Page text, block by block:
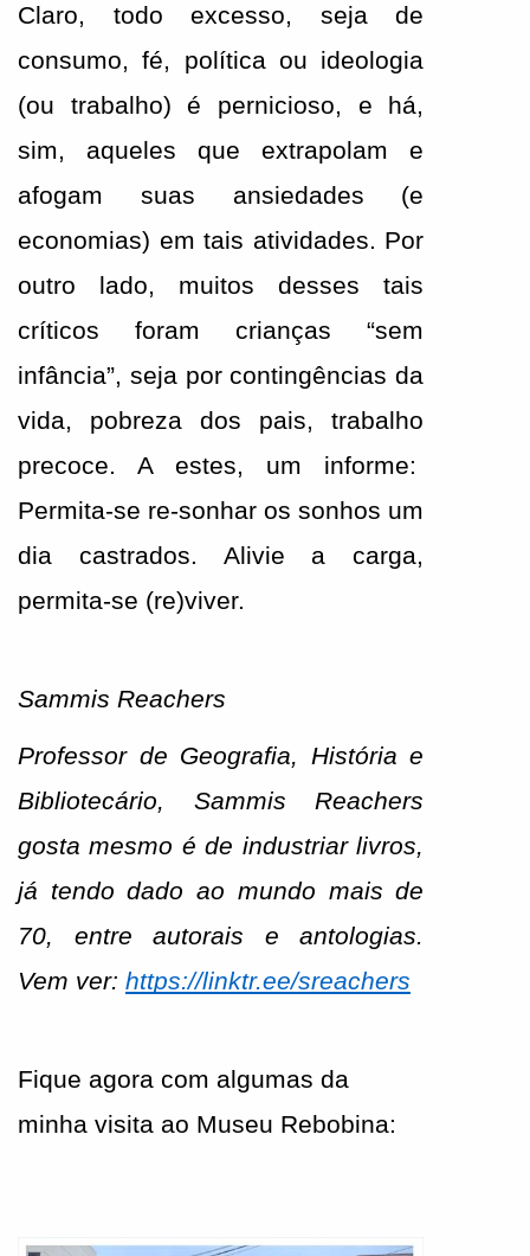
Claro, todo excesso, seja de
consumo, fé, política ou ideologia
(ou trabalho) é pernicioso, e há,
sim, aqueles que extrapolam e
afogam suas ansiedades (e
economias) em tais atividades. Por
outro lado, muitos desses tais
críticos foram crianças “sem
infância”, seja por contingências da
vida, pobreza dos pais, trabalho
precoce. A estes, um informe:
Permita-se re-sonhar os sonhos um
dia castrados. Alivie a carga,
permita-se (re)viver.
Sammis Reachers
Professor de Geografia, História e
Bibliotecário, Sammis Reachers
gosta mesmo é de industriar livros,
já tendo dado ao mundo mais de
70, entre autorais e antologias.
Vem ver: https://linktr.ee/sreachers
Fique agora com algumas da
minha visita ao Museu Rebobina: